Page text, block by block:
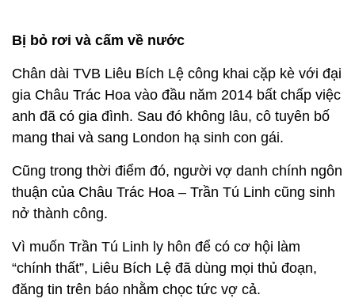
Bị bỏ rơi và cấm về nước
Chân dài TVB Liêu Bích Lệ công khai cặp kè với đại
gia Châu Trác Hoa vào đầu năm 2014 bất chấp việc
anh đã có gia đình. Sau đó không lâu, cô tuyên bố
mang thai và sang London hạ sinh con gái.
Cũng trong thời điểm đó, người vợ danh chính ngôn
thuận của Châu Trác Hoa – Trần Tú Linh cũng sinh
nở thành công.
Vì muốn Trần Tú Linh ly hôn để có cơ hội làm
“chính thất”, Liêu Bích Lệ đã dùng mọi thủ đoạn,
đăng tin trên báo nhằm chọc tức vợ cả.